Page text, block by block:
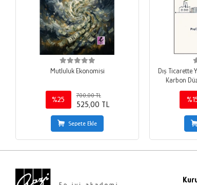
Mutluluk Ekonomisi
%25
700,00 TL
525,00 TL
Sepete Ekle
Dış Ticarette
Karbon